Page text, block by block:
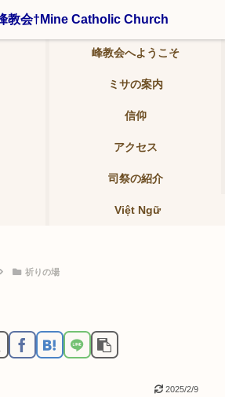
峰教会へようこそ
ミサの案内
信仰
アクセス
司祭の紹介
Việt Ngữ
祈りの場
2025/2/9
教会†Mine Catholic Church